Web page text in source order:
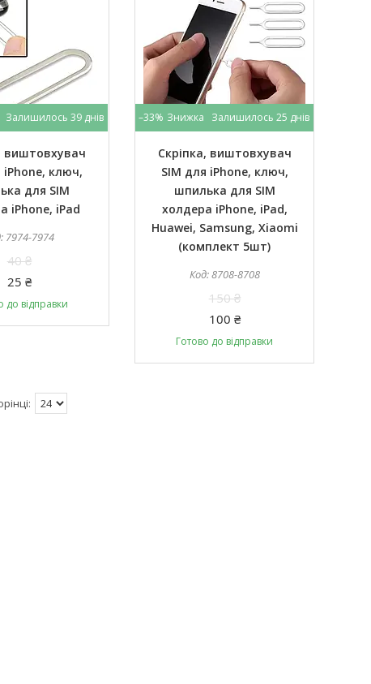
Залишилось 39 днів
виштовхувач
iPhone, ключ,
для SIM
iPhone, iPad
7974-7974
40 ₴
25 ₴
до відправки
–33% Залишилось 25 днів
Скріпка, виштовхувач
SIM для iPhone, ключ,
шпилька для SIM
холдера iPhone, iPad,
Huawei, Samsung, Xiaomi
(комплект 5шт)
8708-8708
150 ₴
100 ₴
Готово до відправки